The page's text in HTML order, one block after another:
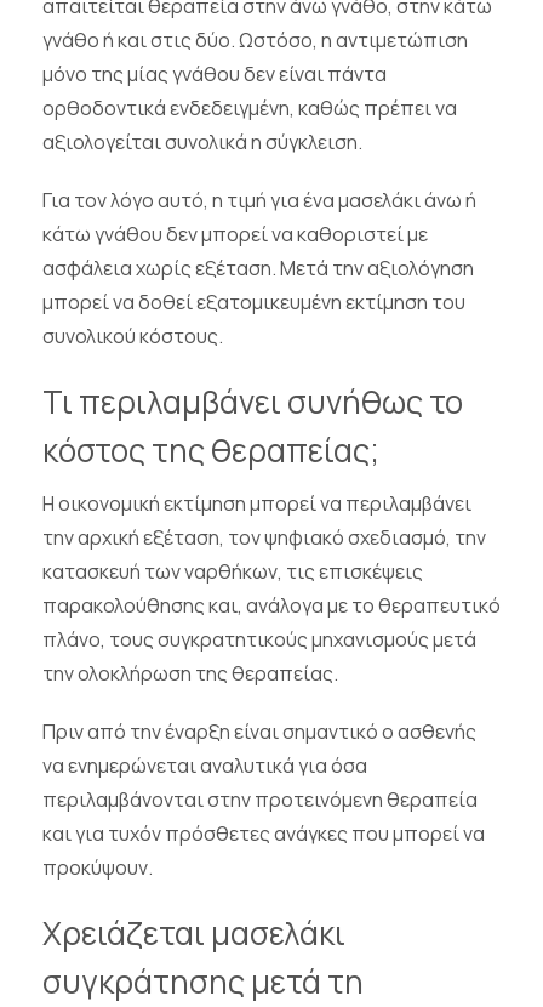
απαιτείται θεραπεία στην άνω γνάθο, στην κάτω
γνάθο ή και στις δύο. Ωστόσο, η αντιμετώπιση
μόνο της μίας γνάθου δεν είναι πάντα
ορθοδοντικά ενδεδειγμένη, καθώς πρέπει να
αξιολογείται συνολικά η σύγκλειση.
Για τον λόγο αυτό, η τιμή για ένα μασελάκι άνω ή
κάτω γνάθου δεν μπορεί να καθοριστεί με
ασφάλεια χωρίς εξέταση. Μετά την αξιολόγηση
μπορεί να δοθεί εξατομικευμένη εκτίμηση του
συνολικού κόστους.
Τι περιλαμβάνει συνήθως το
κόστος της θεραπείας;
Η οικονομική εκτίμηση μπορεί να περιλαμβάνει
την αρχική εξέταση, τον ψηφιακό σχεδιασμό, την
κατασκευή των ναρθήκων, τις επισκέψεις
παρακολούθησης και, ανάλογα με το θεραπευτικό
πλάνο, τους συγκρατητικούς μηχανισμούς μετά
την ολοκλήρωση της θεραπείας.
Πριν από την έναρξη είναι σημαντικό ο ασθενής
να ενημερώνεται αναλυτικά για όσα
περιλαμβάνονται στην προτεινόμενη θεραπεία
και για τυχόν πρόσθετες ανάγκες που μπορεί να
προκύψουν.
Χρειάζεται μασελάκι
συγκράτησης μετά τη